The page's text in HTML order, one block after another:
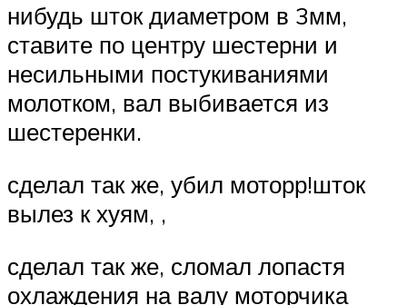
нибудь шток диаметром в 3мм,
ставите по центру шестерни и
несильными постукиваниями
молотком, вал выбивается из
шестеренки.
сделал так же, убил моторр!шток
вылез к хуям, ,
сделал так же, сломал лопастя
охлаждения на валу моторчика